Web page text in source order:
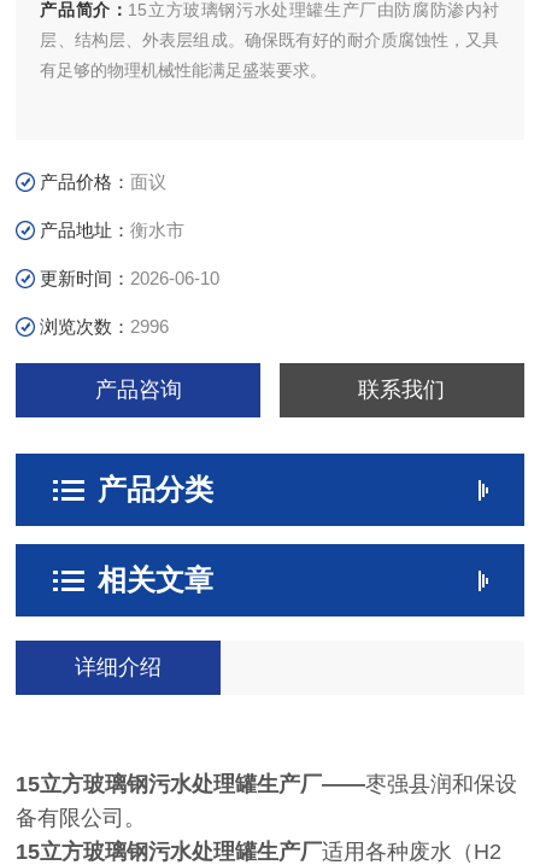
产品简介： 15立方玻璃钢污水处理罐生产厂由防腐防渗内衬
层、结构层、外表层组成。确保既有好的耐介质腐蚀性，又具
有足够的物理机械性能满足盛装要求。
产品价格：面议
产品地址：衡水市
更新时间： 2026-06-10
浏览次数： 2996
产品咨询 联系我们
产品分类
相关文章
详细介绍
15立方玻璃钢污水处理罐生产厂——枣强县润和保设
备有限公司。
15立方玻璃钢污水处理罐生产厂适用各种废水（H2